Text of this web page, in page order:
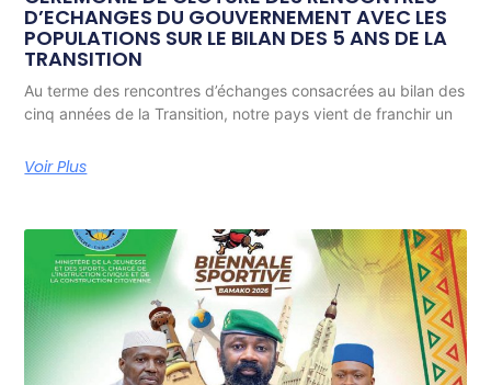
D’ECHANGES DU GOUVERNEMENT AVEC LES
POPULATIONS SUR LE BILAN DES 5 ANS DE LA
TRANSITION
Au terme des rencontres d’échanges consacrées au bilan des
cinq années de la Transition, notre pays vient de franchir un
Voir Plus